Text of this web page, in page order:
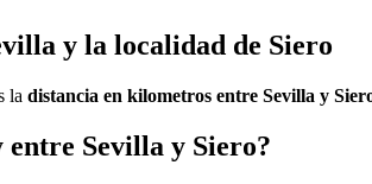
y la localidad de Siero
la distancia en kilometros entre Sevilla y
entre Sevilla y Siero?